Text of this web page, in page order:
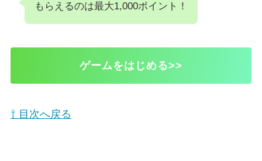
もらえるのは最大1,000ポイント！
ゲームをはじめる>>
⇧ 目次へ戻る